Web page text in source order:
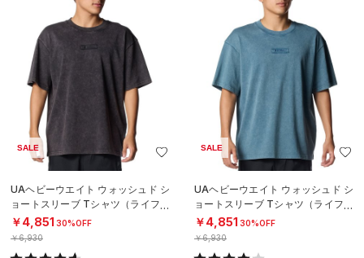
SALE
UAヘビーウエイト ウォッシュド シ
ョートスリーブ Tシャツ（ライフス
タイル/MEN）
￥4,851 30%OFF
￥6,930
SALE
UAヘビーウエイト ウォッシュド シ
ョートスリーブ Tシャツ（ライフス
タイル/MEN）
￥4,851 30%OFF
￥6,930